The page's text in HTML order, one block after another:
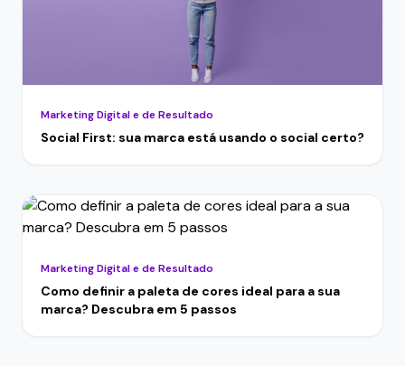
Marketing Digital e de Resultado
Social First: sua marca está usando o social certo?
Marketing Digital e de Resultado
Como definir a paleta de cores ideal para a sua
marca? Descubra em 5 passos